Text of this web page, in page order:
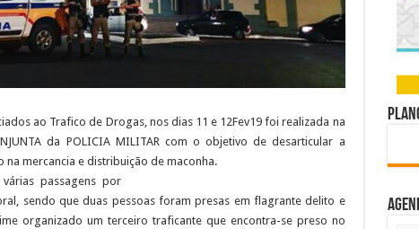
ao Trafico de Drogas, nos dias 11 e 12Fev19 foi realizada na
da POLICIA MILITAR com o objetivo de desarticular a
mercancia e distribuição de maconha.
passagens por
sendo que duas pessoas foram presas em flagrante delito e
organizado um terceiro traficante que encontra-se preso no